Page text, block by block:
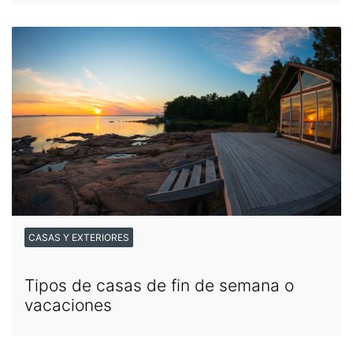
CASAS Y EXTERIORES
Tipos de casas de fin de semana o
vacaciones